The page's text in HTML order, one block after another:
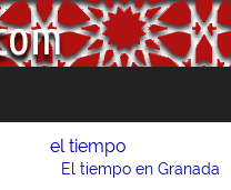
el tiempo
El tiempo en Granada